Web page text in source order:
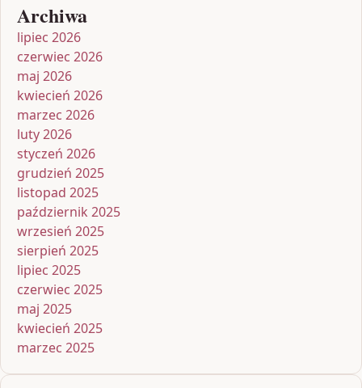
Archiwa
lipiec 2026
czerwiec 2026
maj 2026
kwiecień 2026
marzec 2026
luty 2026
styczeń 2026
grudzień 2025
listopad 2025
październik 2025
wrzesień 2025
sierpień 2025
lipiec 2025
czerwiec 2025
maj 2025
kwiecień 2025
marzec 2025